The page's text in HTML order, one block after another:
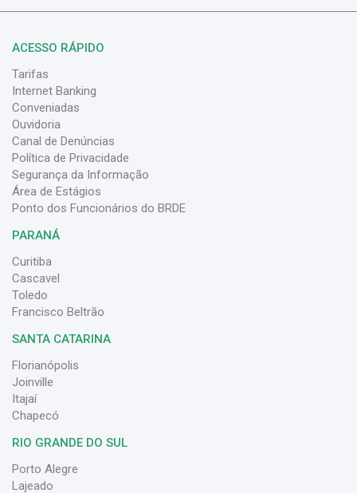
ACESSO RÁPIDO
Tarifas
Internet Banking
Conveniadas
Ouvidoria
Canal de Denúncias
Política de Privacidade
Segurança da Informação
Área de Estágios
Ponto dos Funcionários do BRDE
PARANÁ
Curitiba
Cascavel
Toledo
Francisco Beltrão
SANTA CATARINA
Florianópolis
Joinville
Itajaí
Chapecó
RIO GRANDE DO SUL
Porto Alegre
Lajeado